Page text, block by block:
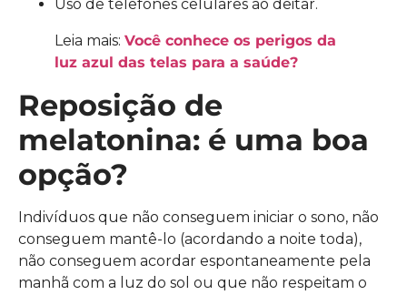
Uso de telefones celulares ao deitar.
Leia mais: Você conhece os perigos da
luz azul das telas para a saúde?
Reposição de
melatonina: é uma boa
opção?
Indivíduos que não conseguem iniciar o sono, não
conseguem mantê-lo (acordando a noite toda),
não conseguem acordar espontaneamente pela
manhã com a luz do sol ou que não respeitam o